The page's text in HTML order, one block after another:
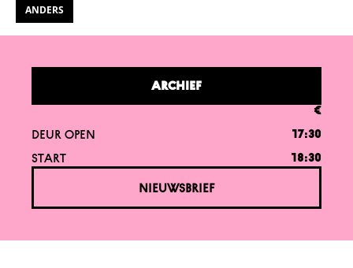
ANDERS
ARCHIEF
€
DEUR OPEN 17:30
START 18:30
NIEUWSBRIEF